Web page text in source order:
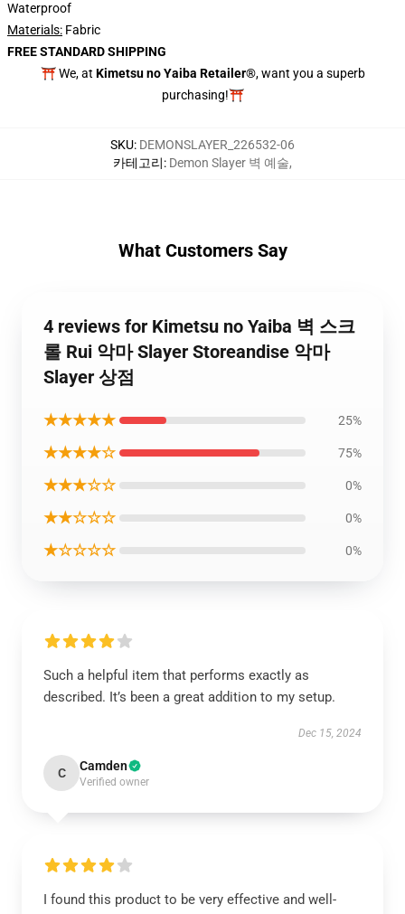
Waterproof
Materials: Fabric
FREE STANDARD SHIPPING
⛩️ We, at Kimetsu no Yaiba Retailer®, want you a superb
purchasing!⛩️
SKU: DEMONSLAYER_226532-06
카테고리: Demon Slayer 벽 예술,
What Customers Say
4 reviews for Kimetsu no Yaiba 벽 스크
롤 Rui 악마 Slayer Storeandise 악마
Slayer 상점
★★★★★ 25%
★★★★☆ 75%
★★★☆☆ 0%
★★☆☆☆ 0%
★☆☆☆☆ 0%
Such a helpful item that performs exactly as
described. It’s been a great addition to my setup.
Dec 15, 2024
C Camden
Verified owner
I found this product to be very effective and well-